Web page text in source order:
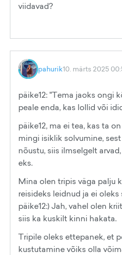
viidavad?
pahurik10. märts 2025
päike12: "Tema jaoks ongi
peale enda, kas lollid või
päike12, ma ei tea, kas ta
mingi isiklik solvumine,
nõustu, siis ilmselgelt
eks.
Mina olen tripis väga palju
reisideks leidnud ja ei oleks
päike12:) Jah, vahel olen
siis ka kuskilt kinni hakata.
Tripile oleks ettepanek, et
kustutamine võiks olla